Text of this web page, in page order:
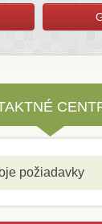
požiadavky